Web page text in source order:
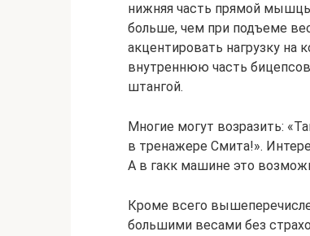
нижняя часть прямой мышцы
больше, чем при подъеме
акцентировать нагрузку
внутреннюю часть
штангой.
Многие могут возразить:
в тренажере Смита!».
А в гакк машине это
Кроме всего
большими весами без